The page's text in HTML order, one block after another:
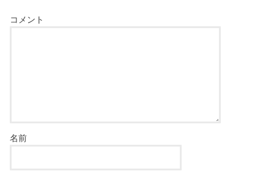
コメント
名前